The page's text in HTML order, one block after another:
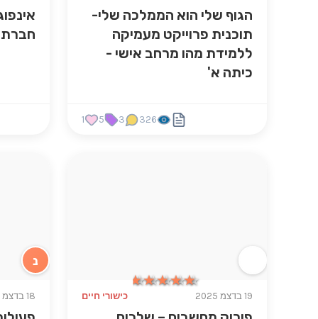
הגוף שלי הוא הממלכה שלי-
תוכנית פרוייקט מעמיקה
ללמידת מהו מרחב אישי -
כיתה א'
326
3
5
1
★★★★★
★★★★★
19 בדצמ 2025 כישורי חיים
נ
18 בדצמ 2025